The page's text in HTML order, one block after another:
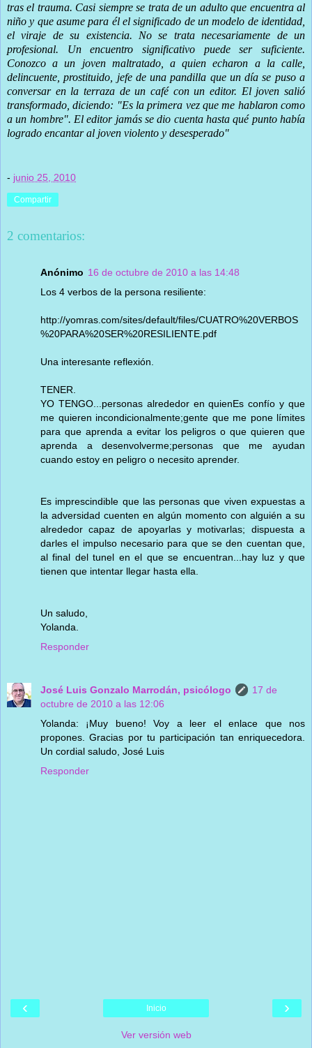
tras el trauma. Casi siempre se trata de un adulto que encuentra al
niño y que asume para él el significado de un modelo de identidad,
el viraje de su existencia. No se trata necesariamente de un
profesional. Un encuentro significativo puede ser suficiente.
Conozco a un joven maltratado, a quien echaron a la calle,
delincuente, prostituido, jefe de una pandilla que un día se puso a
conversar en la terraza de un café con un editor. El joven salió
transformado, diciendo: "Es la primera vez que me hablaron como
a un hombre". El editor jamás se dio cuenta hasta qué punto había
logrado encantar al joven violento y desesperado"
- junio 25, 2010
Compartir
2 comentarios:
Anónimo 16 de octubre de 2010 a las 14:48
Los 4 verbos de la persona resiliente:
http://yomras.com/sites/default/files/CUATRO%20VERBOS
%20PARA%20SER%20RESILIENTE.pdf
Una interesante reflexión.
TENER.
YO TENGO...personas alrededor en quienEs confío y que
me quieren incondicionalmente;gente que me pone límites
para que aprenda a evitar los peligros o que quieren que
aprenda a desenvolverme;personas que me ayudan
cuando estoy en peligro o necesito aprender.
Es imprescindible que las personas que viven expuestas a
la adversidad cuenten en algún momento con alguién a su
alrededor capaz de apoyarlas y motivarlas; dispuesta a
darles el impulso necesario para que se den cuentan que,
al final del tunel en el que se encuentran...hay luz y que
tienen que intentar llegar hasta ella.
Un saludo,
Yolanda.
Responder
José Luis Gonzalo Marrodán, psicólogo
17 de
octubre de 2010 a las 12:06
Yolanda: ¡Muy bueno! Voy a leer el enlace que nos
propones. Gracias por tu participación tan enriquecedora.
Un cordial saludo, José Luis
Responder
‹ ›
Inicio
Ver versión web